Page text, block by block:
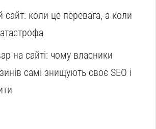
сайт: коли це перевага, а коли
на сайті: чому власники
самі знищують своє SEO і